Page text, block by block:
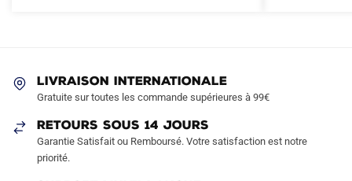
choisies
la
page
page
LIVRAISON INTERNATIONALE
Gratuite sur toutes les commande supérieures à 99€
RETOURS SOUS 14 JOURS
Garantie Satisfait ou Remboursé. Votre satisfaction est notre
priorité.